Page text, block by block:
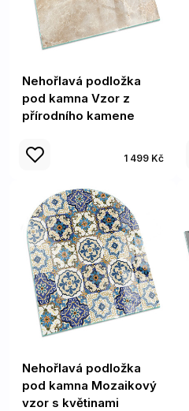
Nehořlavá podložka
pod kamna Vzor z
přírodního kamene
1 499 Kč
Nehořlavá podložka
pod kamna Mozaikový
vzor s květinami